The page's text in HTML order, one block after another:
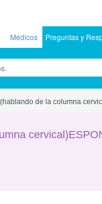
Médicos Preguntas y
de la columna